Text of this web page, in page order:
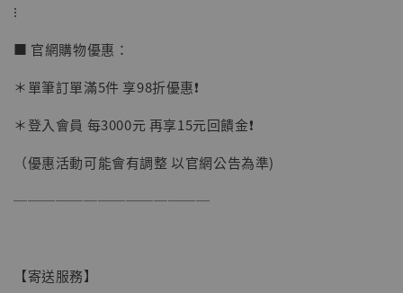
⁝
■ 官網購物優惠：
＊單筆訂單滿5件 享98折優惠❗️
＊登入會員 每3000元 再享15元回饋金❗️
（優惠活動可能會有調整 以官網公告為準)
──────────────
【寄送服務】